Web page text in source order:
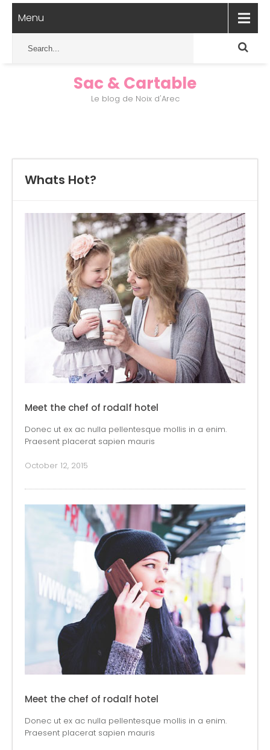
Menu
Sac & Cartable
Le blog de Noix d'Arec
Whats Hot?
Meet the chef of rodalf hotel
Donec ut ex ac nulla pellentesque mollis in a enim.
Praesent placerat sapien mauris
October 12, 2015
Meet the chef of rodalf hotel
Donec ut ex ac nulla pellentesque mollis in a enim.
Praesent placerat sapien mauris